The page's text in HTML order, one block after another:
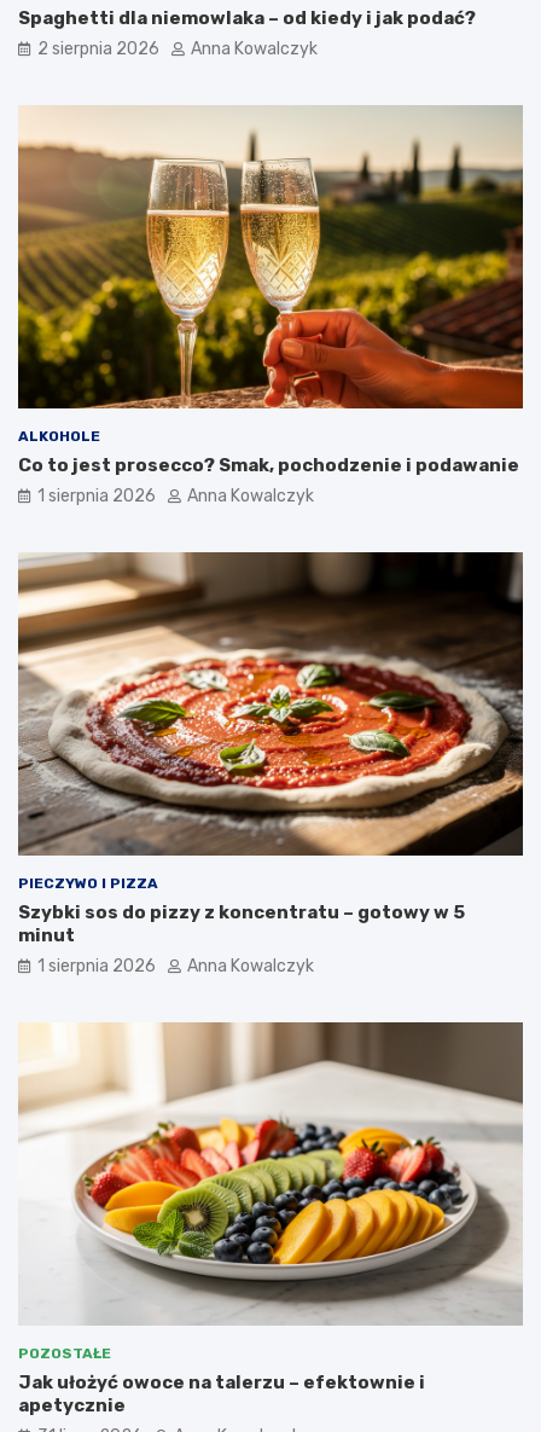
Spaghetti dla niemowlaka – od kiedy i jak podać?
2 sierpnia 2026 Anna Kowalczyk
ALKOHOLE
Co to jest prosecco? Smak, pochodzenie i podawanie
1 sierpnia 2026 Anna Kowalczyk
PIECZYWO I PIZZA
Szybki sos do pizzy z koncentratu – gotowy w 5
minut
1 sierpnia 2026 Anna Kowalczyk
POZOSTAŁE
Jak ułożyć owoce na talerzu – efektownie i
apetycznie